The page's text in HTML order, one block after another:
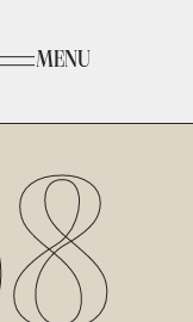
MENU